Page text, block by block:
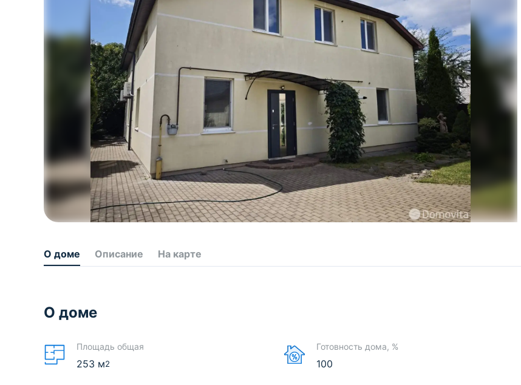
О доме Описание На карте
О доме
Площадь общая
253 м2
Готовность дома, %
100